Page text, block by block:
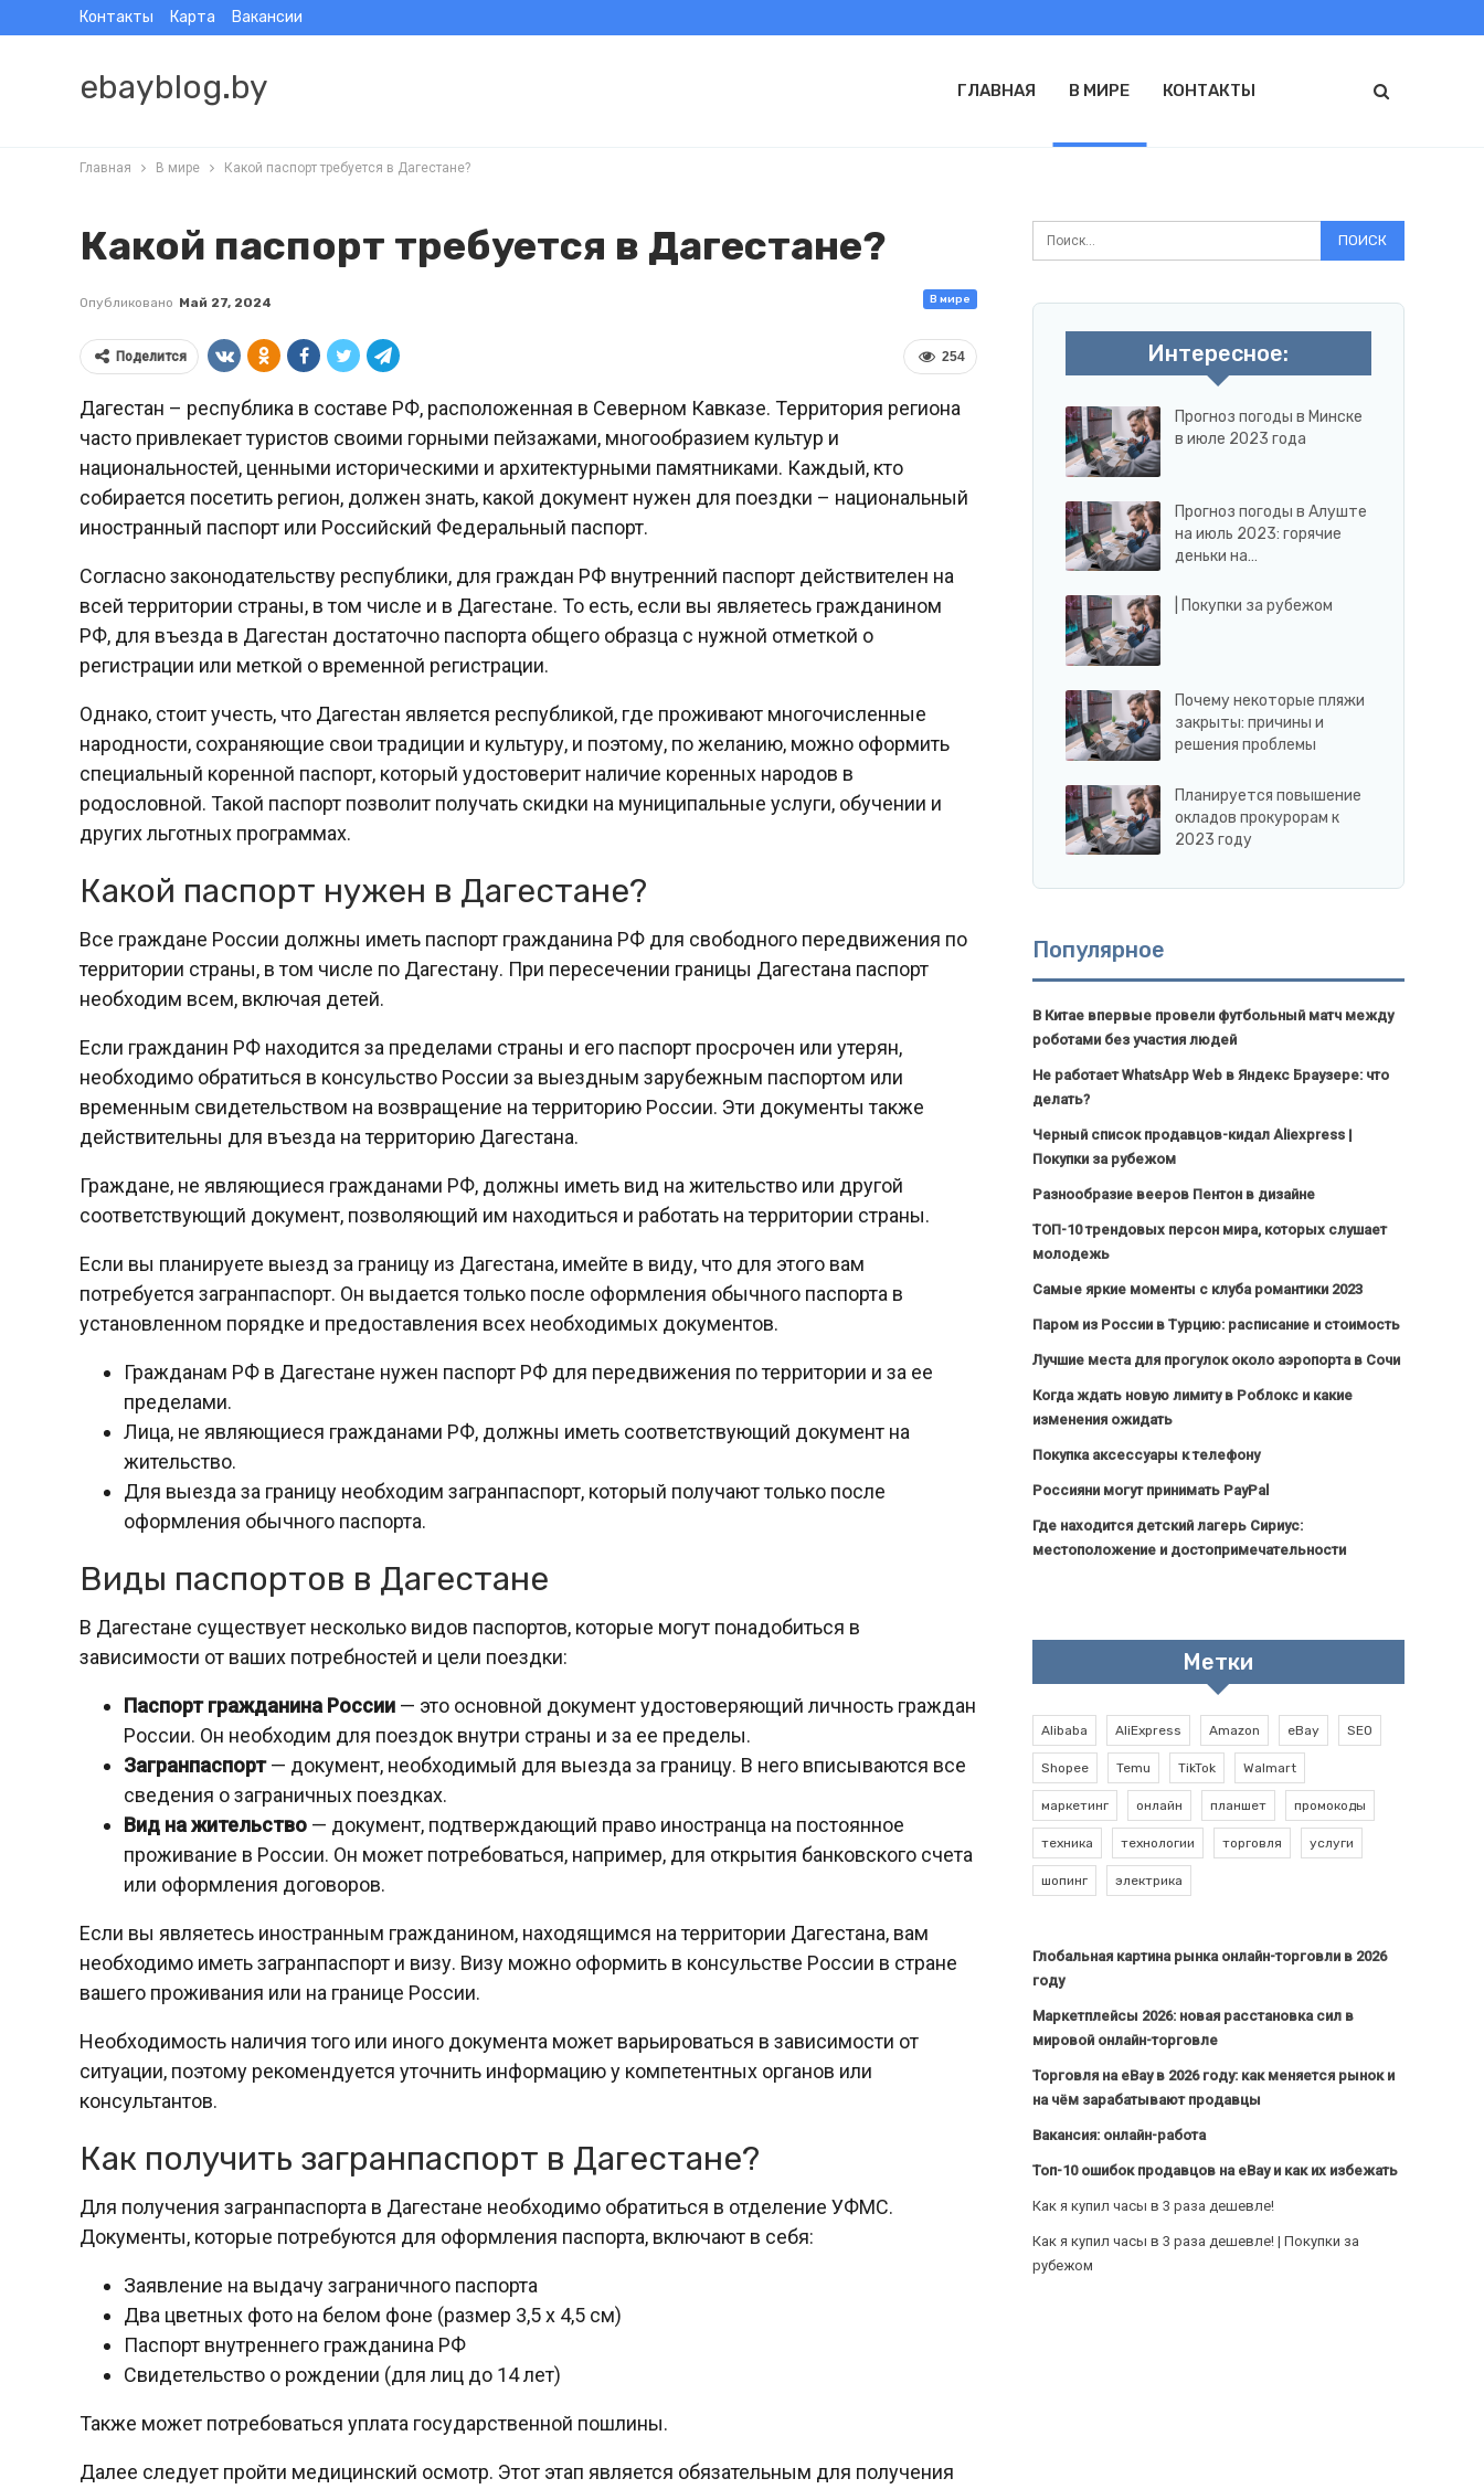
Контакты Карта Вакансии
ebayblog.by ГЛАВНАЯ В МИРЕ КОНТАКТЫ
Главная В мире Какой паспорт требуется в Дагестане?
Какой паспорт требуется в Дагестане?
В мире
Опубликовано Май 27, 2024
254
Поделится
Дагестан – республика в составе РФ, расположенная в Северном Кавказе. Территория региона
часто привлекает туристов своими горными пейзажами, многообразием культур и
национальностей, ценными историческими и архитектурными памятниками. Каждый, кто
собирается посетить регион, должен знать, какой документ нужен для поездки – национальный
иностранный паспорт или Российский Федеральный паспорт.
Согласно законодательству республики, для граждан РФ внутренний паспорт действителен на
всей территории страны, в том числе и в Дагестане. То есть, если вы являетесь гражданином
РФ, для въезда в Дагестан достаточно паспорта общего образца с нужной отметкой о
регистрации или меткой о временной регистрации.
Однако, стоит учесть, что Дагестан является республикой, где проживают многочисленные
народности, сохраняющие свои традиции и культуру, и поэтому, по желанию, можно оформить
специальный коренной паспорт, который удостоверит наличие коренных народов в
родословной. Такой паспорт позволит получать скидки на муниципальные услуги, обучении и
других льготных программах.
Какой паспорт нужен в Дагестане?
Все граждане России должны иметь паспорт гражданина РФ для свободного передвижения по
территории страны, в том числе по Дагестану. При пересечении границы Дагестана паспорт
необходим всем, включая детей.
Если гражданин РФ находится за пределами страны и его паспорт просрочен или утерян,
необходимо обратиться в консульство России за выездным зарубежным паспортом или
временным свидетельством на возвращение на территорию России. Эти документы также
действительны для въезда на территорию Дагестана.
Граждане, не являющиеся гражданами РФ, должны иметь вид на жительство или другой
соответствующий документ, позволяющий им находиться и работать на территории страны.
Если вы планируете выезд за границу из Дагестана, имейте в виду, что для этого вам
потребуется загранпаспорт. Он выдается только после оформления обычного паспорта в
установленном порядке и предоставления всех необходимых документов.
Гражданам РФ в Дагестане нужен паспорт РФ для передвижения по территории и за ее
пределами.
Лица, не являющиеся гражданами РФ, должны иметь соответствующий документ на
жительство.
Для выезда за границу необходим загранпаспорт, который получают только после
оформления обычного паспорта.
Виды паспортов в Дагестане
В Дагестане существует несколько видов паспортов, которые могут понадобиться в
зависимости от ваших потребностей и цели поездки:
Паспорт гражданина России — это основной документ удостоверяющий личность граждан
России. Он необходим для поездок внутри страны и за ее пределы.
Загранпаспорт— документ, необходимый для выезда за границу. В него вписываются все
сведения о заграничных поездках.
Вид на жительство — документ, подтверждающий право иностранца на постоянное
проживание в России. Он может потребоваться, например, для открытия банковского счета
или оформления договоров.
Если вы являетесь иностранным гражданином, находящимся на территории Дагестана, вам
необходимо иметь загранпаспорт и визу. Визу можно оформить в консульстве России в стране
вашего проживания или на границе России.
Необходимость наличия того или иного документа может варьироваться в зависимости от
ситуации, поэтому рекомендуется уточнить информацию у компетентных органов или
консультантов.
Как получить загранпаспорт в Дагестане?
Для получения загранпаспорта в Дагестане необходимо обратиться в отделение УФМС.
Документы, которые потребуются для оформления паспорта, включают в себя:
Заявление на выдачу заграничного паспорта
Два цветных фото на белом фоне (размер 3,5 х 4,5 см)
Паспорт внутреннего гражданина РФ
Свидетельство о рождении (для лиц до 14 лет)
Также может потребоваться уплата государственной пошлины.
Далее следует пройти медицинский осмотр. Этот этап является обязательным для получения
Интересное:
Прогноз погоды в Минске
в июле 2023 года
Прогноз погоды в Алуште
на июль 2023: горячие
деньки на…
| Покупки за рубежом
Почему некоторые пляжи
закрыты: причины и
решения проблемы
Планируется повышение
окладов прокурорам к
2023 году
Популярное
В Китае впервые провели футбольный матч между
роботами без участия людей
Не работает WhatsApp Web в Яндекс Браузере: что
делать?
Черный список продавцов-кидал Aliexpress |
Покупки за рубежом
Разнообразие вееров Пентон в дизайне
ТОП-10 трендовых персон мира, которых слушает
молодежь
Самые яркие моменты с клуба романтики 2023
Паром из России в Турцию: расписание и стоимость
Лучшие места для прогулок около аэропорта в Сочи
Когда ждать новую лимиту в Роблокс и какие
изменения ожидать
Покупка аксессуары к телефону
Россияни могут принимать PayPal
Где находится детский лагерь Сириус:
местоположение и достопримечательности
Метки
Alibaba AliExpress Amazon eBay SEO
Shopee Temu TikTok Walmart
маркетинг онлайн планшет промокоды
техника технологии торговля услуги
шопинг электрика
Глобальная картина рынка онлайн-торговли в 2026
году
Маркетплейсы 2026: новая расстановка сил в
мировой онлайн-торговле
Торговля на eBay в 2026 году: как меняется рынок и
на чём зарабатывают продавцы
Вакансия: онлайн-работа
Топ-10 ошибок продавцов на eBay и как их избежать
Как я купил часы в 3 раза дешевле!
Как я купил часы в 3 раза дешевле! | Покупки за
рубежом